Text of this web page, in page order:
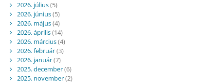
2026. július(5)
2026. június(5)
2026. május(4)
2026. április(14)
2026. március(4)
2026. február(3)
2026. január(7)
2025. december(6)
2025. november(2)